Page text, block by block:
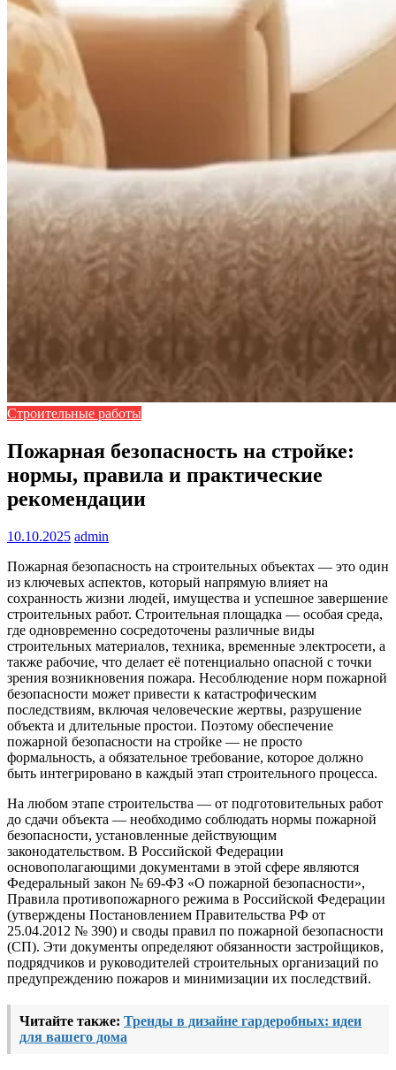
Строительные работы
Пожарная безопасность на стройке:
нормы, правила и практические
рекомендации
10.10.2025 admin
Пожарная безопасность на строительных объектах — это один
из ключевых аспектов, который напрямую влияет на
сохранность жизни людей, имущества и успешное завершение
строительных работ. Строительная площадка — особая среда,
где одновременно сосредоточены различные виды
строительных материалов, техника, временные электросети, а
также рабочие, что делает её потенциально опасной с точки
зрения возникновения пожара. Несоблюдение норм пожарной
безопасности может привести к катастрофическим
последствиям, включая человеческие жертвы, разрушение
объекта и длительные простои. Поэтому обеспечение
пожарной безопасности на стройке — не просто
формальность, а обязательное требование, которое должно
быть интегрировано в каждый этап строительного процесса.
На любом этапе строительства — от подготовительных работ
до сдачи объекта — необходимо соблюдать нормы пожарной
безопасности, установленные действующим
законодательством. В Российской Федерации
основополагающими документами в этой сфере являются
Федеральный закон № 69-ФЗ «О пожарной безопасности»,
Правила противопожарного режима в Российской Федерации
(утверждены Постановлением Правительства РФ от
25.04.2012 № 390) и своды правил по пожарной безопасности
(СП). Эти документы определяют обязанности застройщиков,
подрядчиков и руководителей строительных организаций по
предупреждению пожаров и минимизации их последствий.
Читайте также: Тренды в дизайне гардеробных: идеи
для вашего дома